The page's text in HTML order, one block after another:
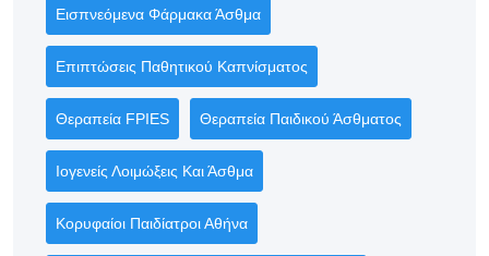
Εισπνεόμενα Φάρμακα Άσθμα
Επιπτώσεις Παθητικού Καπνίσματος
Θεραπεία FPIES Θεραπεία Παιδικού Άσθματος
Ιογενείς Λοιμώξεις Και Άσθμα
Κορυφαίοι Παιδίατροι Αθήνα